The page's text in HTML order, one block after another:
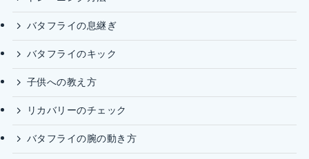
バタフライの息継ぎ
バタフライのキック
子供への教え方
リカバリーのチェック
バタフライの腕の動き方